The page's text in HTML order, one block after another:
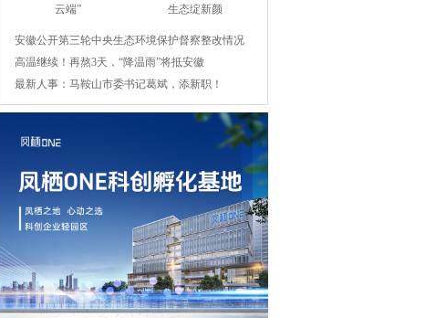
云端”
生态绽新颜
安徽公开第三轮中央生态环境保护督察整改情况
高温继续！再熬3天，“降温雨”将抵安徽
最新人事：马鞍山市委书记葛斌，添新职！